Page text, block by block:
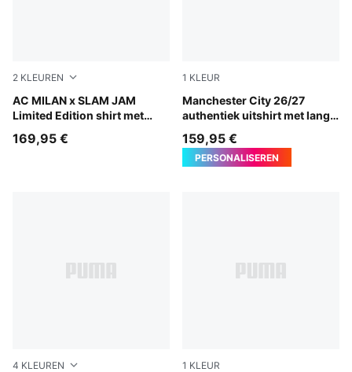
2 KLEUREN
AC MILAN x SLAM JAM
Limited Edition shirt met
For All Time Red
169,95 €
1 KLEUR
Manchester City 26/27
authentiek uitshirt met lange
PUMA Black-Flaxen
159,95 €
PERSONALISEREN
4 KLEUREN 1 KLEUR